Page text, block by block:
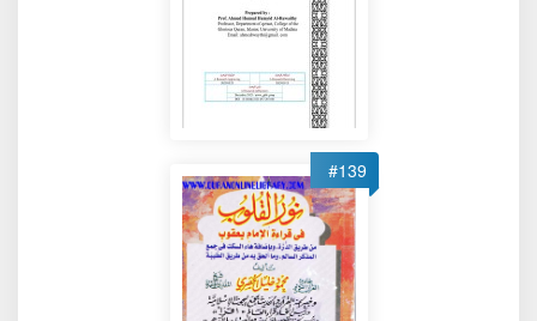
#139